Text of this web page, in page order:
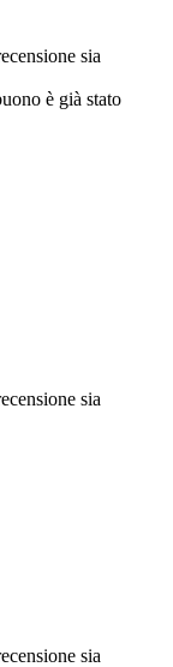
sia
è già stato
sia
sia